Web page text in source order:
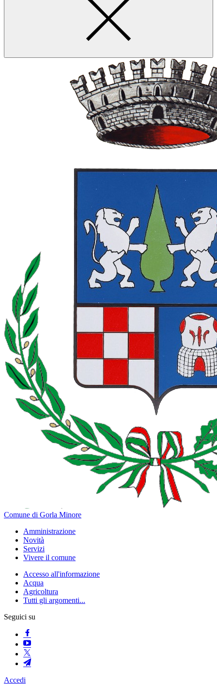
Comune di Gorla Minore
Amministrazione
Novità
Servizi
Vivere il comune
Accesso all'informazione
Acqua
Agricoltura
Tutti gli argomenti...
Seguici su
Accedi